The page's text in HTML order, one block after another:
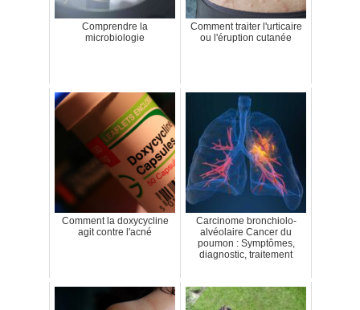
Comprendre la
microbiologie
Comment traiter l'urticaire
ou l'éruption cutanée
Comment la doxycycline
agit contre l'acné
Carcinome bronchiolo-
alvéolaire Cancer du
poumon : Symptômes,
diagnostic, traitement